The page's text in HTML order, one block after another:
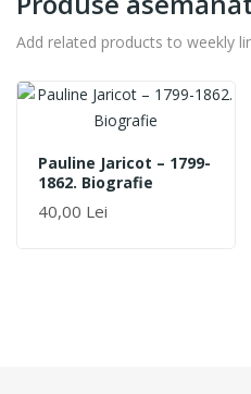
Add related products to weekly
Pauline Jaricot – 1799-
1862. Biografie
40,00 Lei